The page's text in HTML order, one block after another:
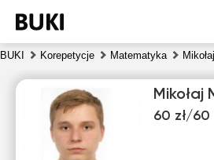
BUKI Korepetycje Matematyka
Mikołaj
60 zł/60